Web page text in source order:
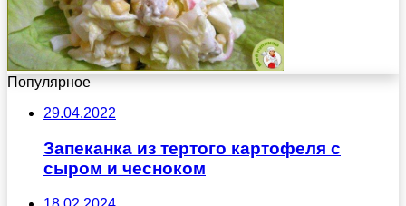
Популярное
29.04.2022
Запеканка из тертого картофеля с
сыром и чесноком